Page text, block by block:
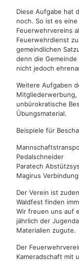
Diese Aufgabe hat
noch. So ist es
Feuerwehrvereins
Feuerwehrdienst
gemeindlichen
denn die
nicht jedoch
Weitere Aufgaben
unbürokratische
Übungsmaterial.
Beispiele für
Pedalschneider
Paratech
Magirus
Der Verein ist
Waldfest finden
Wir freuen uns auf
jährlich der
Materialien zugute.
Der
Kameradschaft mit